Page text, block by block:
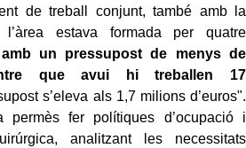
de treball conjunt, també amb la
estava formada per quatre
un pressupost de menys de
que avui hi treballen 17
s’eleva als 1,7 milions d’euros".
permès fer polítiques d’ocupació i
analitzant les necessitats